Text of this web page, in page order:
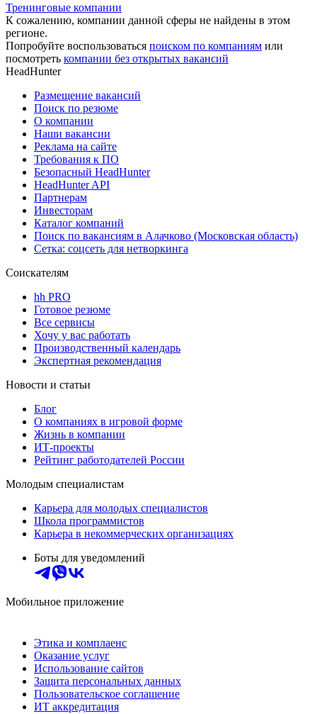
Тренинговые компании
К сожалению, компании данной сферы не найдены в этом
регионе.
Попробуйте воспользоваться поиском по компаниям или
посмотреть компании без открытых вакансий
HeadHunter
Размещение вакансий
Поиск по резюме
О компании
Наши вакансии
Реклама на сайте
Требования к ПО
Безопасный HeadHunter
HeadHunter API
Партнерам
Инвесторам
Каталог компаний
Поиск по вакансиям в Алачково (Московская область)
Сетка: соцсеть для нетворкинга
Соискателям
hh PRO
Готовое резюме
Все сервисы
Хочу у вас работать
Производственный календарь
Экспертная рекомендация
Новости и статьи
Блог
О компаниях в игровой форме
Жизнь в компании
ИТ-проекты
Рейтинг работодателей России
Молодым специалистам
Карьера для молодых специалистов
Школа программистов
Карьера в некоммерческих организациях
Боты для уведомлений
Мобильное приложение
Этика и комплаенс
Оказание услуг
Использование сайтов
Защита персональных данных
Пользовательское соглашение
ИТ аккредитация